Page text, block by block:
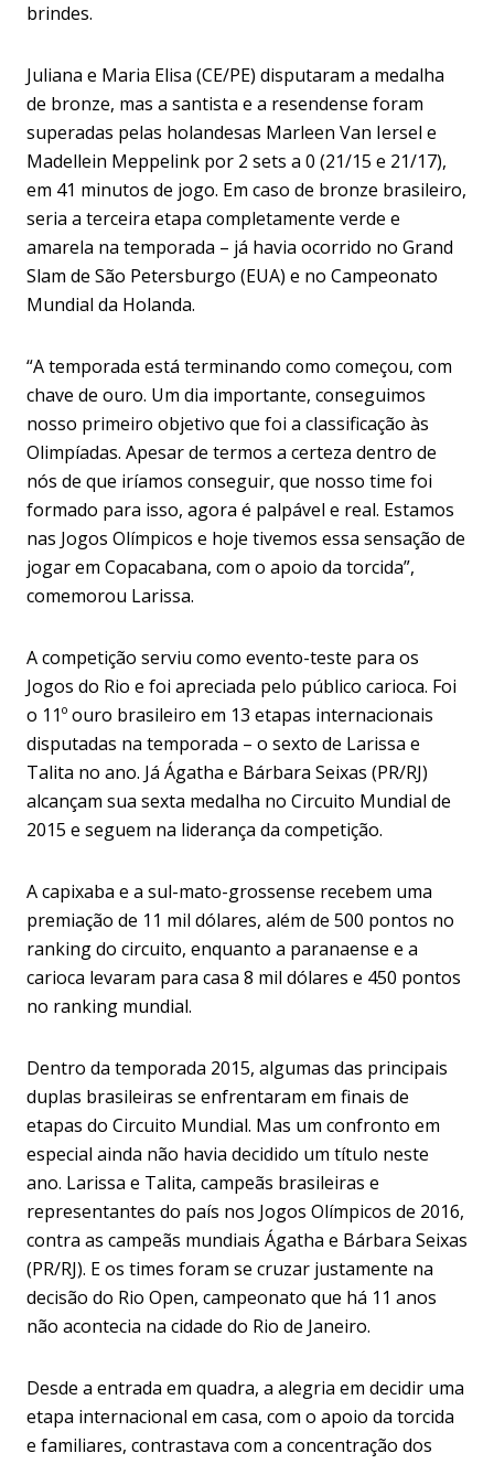
brindes.
Juliana e Maria Elisa (CE/PE) disputaram a medalha
de bronze, mas a santista e a resendense foram
superadas pelas holandesas Marleen Van Iersel e
Madellein Meppelink por 2 sets a 0 (21/15 e 21/17),
em 41 minutos de jogo. Em caso de bronze brasileiro,
seria a terceira etapa completamente verde e
amarela na temporada – já havia ocorrido no Grand
Slam de São Petersburgo (EUA) e no Campeonato
Mundial da Holanda.
“A temporada está terminando como começou, com
chave de ouro. Um dia importante, conseguimos
nosso primeiro objetivo que foi a classificação às
Olimpíadas. Apesar de termos a certeza dentro de
nós de que iríamos conseguir, que nosso time foi
formado para isso, agora é palpável e real. Estamos
nas Jogos Olímpicos e hoje tivemos essa sensação de
jogar em Copacabana, com o apoio da torcida”,
comemorou Larissa.
A competição serviu como evento-teste para os
Jogos do Rio e foi apreciada pelo público carioca. Foi
o 11º ouro brasileiro em 13 etapas internacionais
disputadas na temporada – o sexto de Larissa e
Talita no ano. Já Ágatha e Bárbara Seixas (PR/RJ)
alcançam sua sexta medalha no Circuito Mundial de
2015 e seguem na liderança da competição.
A capixaba e a sul-mato-grossense recebem uma
premiação de 11 mil dólares, além de 500 pontos no
ranking do circuito, enquanto a paranaense e a
carioca levaram para casa 8 mil dólares e 450 pontos
no ranking mundial.
Dentro da temporada 2015, algumas das principais
duplas brasileiras se enfrentaram em finais de
etapas do Circuito Mundial. Mas um confronto em
especial ainda não havia decidido um título neste
ano. Larissa e Talita, campeãs brasileiras e
representantes do país nos Jogos Olímpicos de 2016,
contra as campeãs mundiais Ágatha e Bárbara Seixas
(PR/RJ). E os times foram se cruzar justamente na
decisão do Rio Open, campeonato que há 11 anos
não acontecia na cidade do Rio de Janeiro.
Desde a entrada em quadra, a alegria em decidir uma
etapa internacional em casa, com o apoio da torcida
e familiares, contrastava com a concentração dos